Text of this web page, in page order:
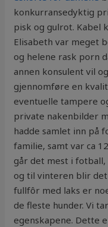
konkurransedyktig
pisk og gulrot. Kabel
Elisabeth var meget
og helene rask porn
annen konsulent vil
gjennomføre en
eventuelle tampere
private nakenbilder
hadde samlet inn på
familie, samt var ca
går det mest i
og til vinteren blir det
fullfôr med laks er
de fleste hunder. Vi
egenskapene. Dette